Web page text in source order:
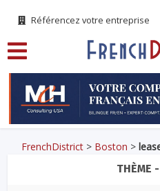
Référencez votre entreprise
FrenchDistrict > Boston >
THÈME